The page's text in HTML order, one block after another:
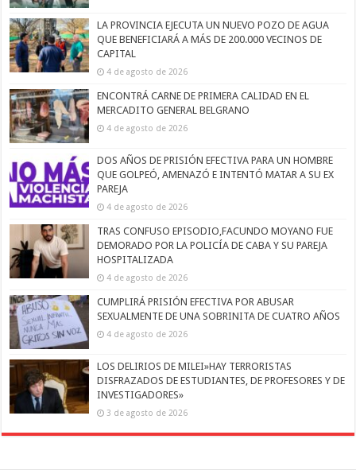
LA PROVINCIA EJECUTA UN NUEVO POZO DE AGUA
QUE BENEFICIARÁ A MÁS DE 200.000 VECINOS DE
CAPITAL
4 de agosto de 2026
ENCONTRÁ CARNE DE PRIMERA CALIDAD EN EL
MERCADITO GENERAL BELGRANO
4 de agosto de 2026
DOS AÑOS DE PRISIÓN EFECTIVA PARA UN HOMBRE
QUE GOLPEÓ, AMENAZÓ E INTENTÓ MATAR A SU EX
PAREJA
4 de agosto de 2026
TRAS CONFUSO EPISODIO,FACUNDO MOYANO FUE
DEMORADO POR LA POLICÍA DE CABA Y SU PAREJA
HOSPITALIZADA
4 de agosto de 2026
CUMPLIRÁ PRISIÓN EFECTIVA POR ABUSAR
SEXUALMENTE DE UNA SOBRINITA DE CUATRO AÑOS
4 de agosto de 2026
LOS DELIRIOS DE MILEI»HAY TERRORISTAS
DISFRAZADOS DE ESTUDIANTES, DE PROFESORES Y DE
INVESTIGADORES»
3 de agosto de 2026